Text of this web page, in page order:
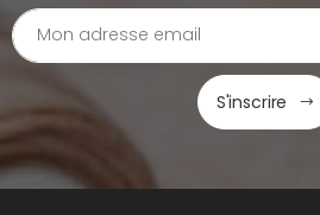
S'inscrire